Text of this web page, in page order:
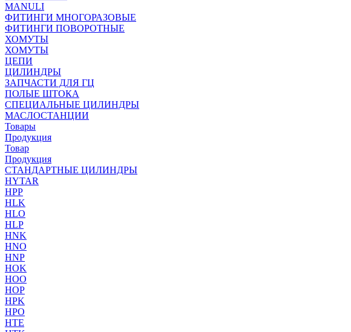
MANULI
ФИТИНГИ МНОГОРАЗОВЫЕ
ФИТИНГИ ПОВОРОТНЫЕ
ХОМУТЫ
ХОМУТЫ
ЦЕПИ
ЦИЛИНДРЫ
ЗАПЧАСТИ ДЛЯ ГЦ
ПОЛЫЕ ШТОКА
СПЕЦИАЛЬНЫЕ ЦИЛИНДРЫ
МАСЛОСТАНЦИИ
Товары
Продукция
Товар
Продукция
СТАНДАРТНЫЕ ЦИЛИНДРЫ
HYTAR
HPP
HLK
HLO
HLP
HNK
HNO
HNP
HOK
HOO
HOP
HPK
HPO
HTE